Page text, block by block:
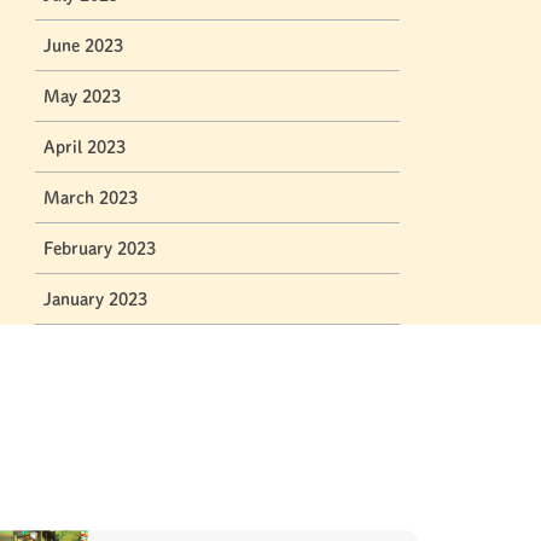
June 2023
May 2023
April 2023
March 2023
February 2023
January 2023